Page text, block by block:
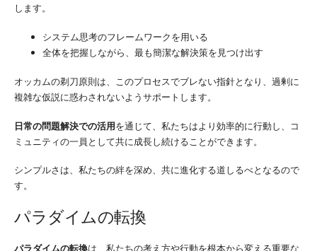
します。
システム思考のフレームワークを用いる
全体を把握しながら、最も簡潔な解決策を見つけ出す
オッカムの剃刀原則は、このプロセスでブレない指針となり、過剰に
複雑な仮説に惑わされないようサポートします。
日常の問題解決での活用を通じて、私たちはより効率的に行動し、コ
ミュニティの一員として共に成長し続けることができます。
シンプルさは、私たちの絆を深め、共に進化する道しるべとなるので
す。
パラダイムの転換
パラダイムの転換は、私たちの考え方や行動を根本から変える重要な